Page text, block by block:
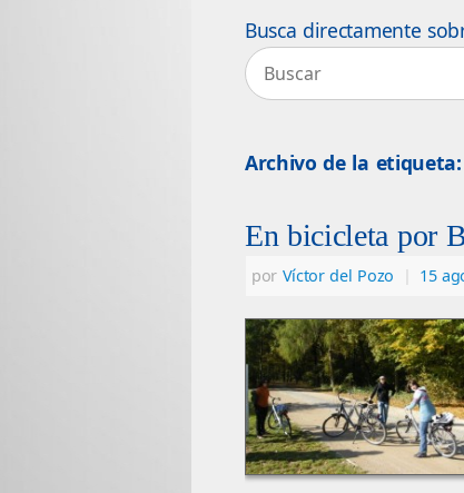
Busca directamente
Archivo de la etiqueta:
En bicicleta por
por Víctor del Pozo 15